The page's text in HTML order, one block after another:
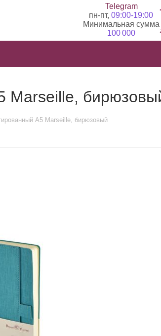
Telegram
пн-пт, 09:00-19:00
Минимальная сумма
100 000
Marseille,
А5 Marseille, бирюзовый